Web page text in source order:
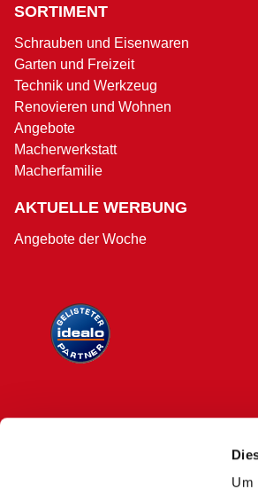
Um
SORTIMENT
Schrauben und Eisenwaren
Garten und Freizeit
Technik und Werkzeug
Renovieren und Wohnen
Angebote
Macherwerkstatt
Macherfamilie
AKTUELLE WERBUNG
Angebote der Woche